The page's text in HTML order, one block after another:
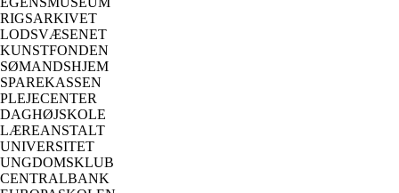
RIGSARKIVET
LODSVÆSENET
KUNSTFONDEN
SØMANDSHJEM
SPAREKASSEN
PLEJECENTER
DAGHØJSKOLE
LÆREANSTALT
UNIVERSITET
UNGDOMSKLUB
CENTRALBANK